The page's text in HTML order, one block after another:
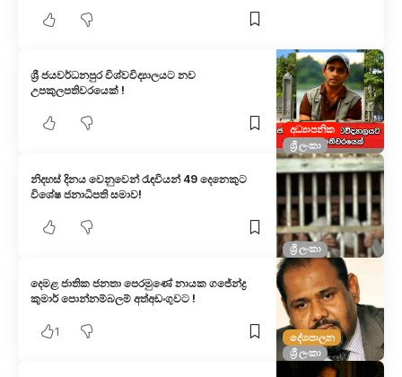
අධ්‍යාපනික
ශ්‍රී ලංකා
ශ්‍රී ජයවර්ධනපුර විශ්වවිද්‍යාලයට නව
උපකුලපතිවරයෙක් !
ශ්‍රී ලංකා
නිදහස් දිනය වෙනුවෙන් රැඳවියන් 49 දෙනෙකුට
විශේෂ ජනාධිපති සමාව!
දේශපාලන
ශ්‍රී ලංකා
දෙමළ ජාතික ජනතා පෙරමුණේ නායක ගජේන්ද්‍ර
කුමාර් පොන්නම්බලම් අත්අඩංගුවට !
1